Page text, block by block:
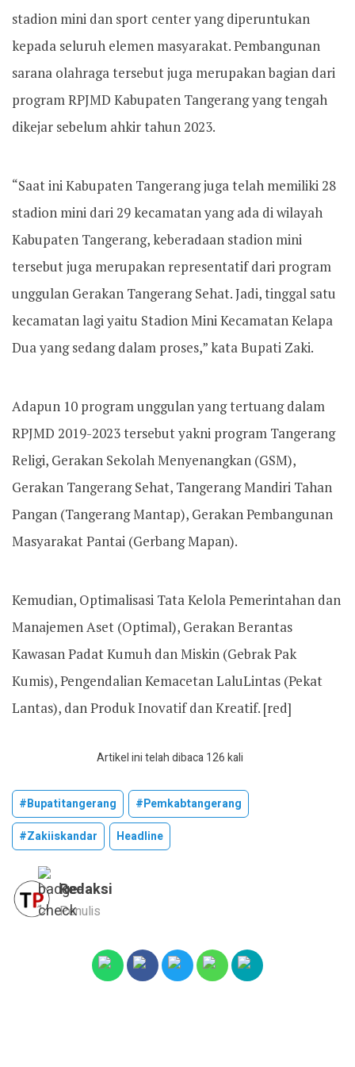
stadion mini dan sport center yang diperuntukan
kepada seluruh elemen masyarakat. Pembangunan
sarana olahraga tersebut juga merupakan bagian dari
program RPJMD Kabupaten Tangerang yang tengah
dikejar sebelum ahkir tahun 2023.
“Saat ini Kabupaten Tangerang juga telah memiliki 28
stadion mini dari 29 kecamatan yang ada di wilayah
Kabupaten Tangerang, keberadaan stadion mini
tersebut juga merupakan representatif dari program
unggulan Gerakan Tangerang Sehat. Jadi, tinggal satu
kecamatan lagi yaitu Stadion Mini Kecamatan Kelapa
Dua yang sedang dalam proses,” kata Bupati Zaki.
Adapun 10 program unggulan yang tertuang dalam
RPJMD 2019-2023 tersebut yakni program Tangerang
Religi, Gerakan Sekolah Menyenangkan (GSM),
Gerakan Tangerang Sehat, Tangerang Mandiri Tahan
Pangan (Tangerang Mantap), Gerakan Pembangunan
Masyarakat Pantai (Gerbang Mapan).
Kemudian, Optimalisasi Tata Kelola Pemerintahan dan
Manajemen Aset (Optimal), Gerakan Berantas
Kawasan Padat Kumuh dan Miskin (Gebrak Pak
Kumis), Pengendalian Kemacetan LaluLintas (Pekat
Lantas), dan Produk Inovatif dan Kreatif. [red]
Artikel ini telah dibaca 126 kali
#bupatitangerang
#pemkabtangerang
#zakiiskandar
Headline
Redaksi
Penulis